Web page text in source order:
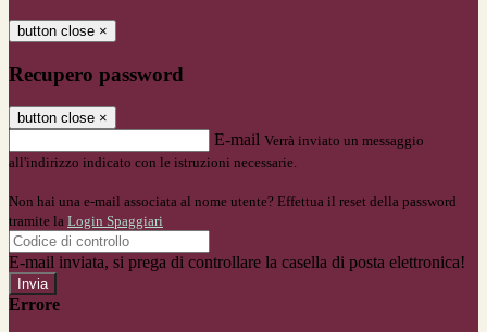
button close ×
Recupero password
button close ×
E-mail Verrà inviato un messaggio
all'indirizzo indicato con le istruzioni necessarie.
Non hai una e-mail associata al nome utente? Effettua il reset della password
tramite la Login Spaggiari
E-mail inviata, si prega di controllare la casella di posta elettronica!
Errore